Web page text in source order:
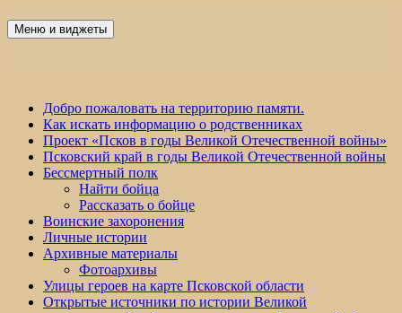
Победа 60
Меню и виджеты
Добро пожаловать на территорию памяти.
Как искать информацию о родственниках
Проект «Псков в годы Великой Отечественной войны»
Псковский край в годы Великой Отечественной войны
Бессмертный полк
Найти бойца
Рассказать о бойце
Воинские захоронения
Личные истории
Архивные материалы
Фотоархивы
Улицы героев на карте Псковской области
Открытые источники по истории Великой